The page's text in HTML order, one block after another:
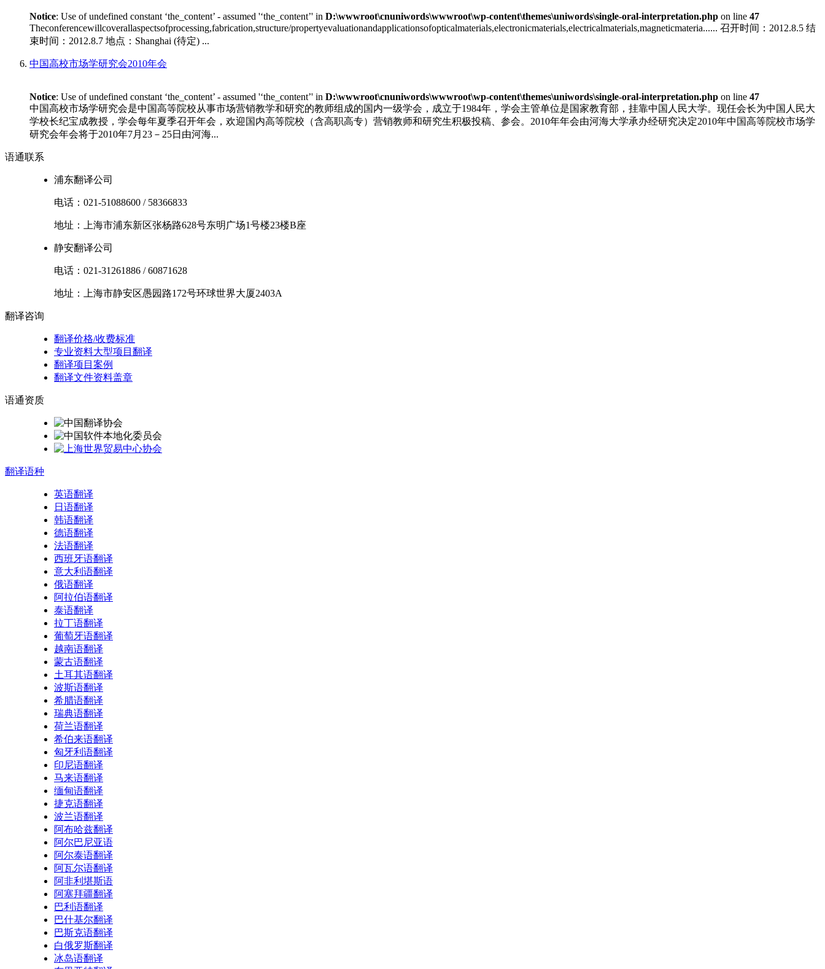
Notice: Use of undefined constant ‘the_content’ - assumed '‘the_content’' in D:\wwwroot\cnuniwords\wwwroot\wp-content\themes\uniwords\single-oral-interpretation.php on line 47
Theconferencewillcoverallaspectsofprocessing,fabrication,structure/propertyevaluationandapplicationsofopticalmaterials,electronicmaterials,electricalmaterials,magneticmateria...... 召开时间：2012.8.5 结
束时间：2012.8.7 地点：Shanghai (待定) ...
中国高校市场学研究会2010年会
Notice: Use of undefined constant ‘the_content’ - assumed '‘the_content’' in D:\wwwroot\cnuniwords\wwwroot\wp-content\themes\uniwords\single-oral-interpretation.php on line 47
中国高校市场学研究会是中国高等院校从事市场营销教学和研究的教师组成的国内一级学会，成立于1984年，学会主管单位是国家教育部，挂靠中国人民大学。现任会长为中国人民大
学校长纪宝成教授，学会每年夏季召开年会，欢迎国内高等院校（含高职高专）营销教师和研究生积极投稿、参会。2010年年会由河海大学承办经研究决定2010年中国高等院校市场学
研究会年会将于2010年7月23－25日由河海...
语通联系
浦东翻译公司
电话： 021-51088600 / 58366833
地址： 上海市浦东新区张杨路628号东明广场1号楼23楼B座
静安翻译公司
电话： 021-31261886 /60871628
地址： 上海市静安区愚园路172号环球世界大厦2403A
翻译咨询
翻译价格/收费标准
专业资料大型项目翻译
翻译项目案例
翻译文件资料盖章
语通资质
翻译语种
英语翻译
日语翻译
韩语翻译
德语翻译
法语翻译
西班牙语翻译
意大利语翻译
俄语翻译
阿拉伯语翻译
泰语翻译
拉丁语翻译
葡萄牙语翻译
越南语翻译
蒙古语翻译
土耳其语翻译
波斯语翻译
希腊语翻译
瑞典语翻译
荷兰语翻译
希伯来语翻译
匈牙利语翻译
印尼语翻译
马来语翻译
缅甸语翻译
捷克语翻译
波兰语翻译
阿布哈兹翻译
阿尔巴尼亚语
阿尔泰语翻译
阿瓦尔语翻译
阿非利堪斯语
阿塞拜疆翻译
巴利语翻译
巴什基尔翻译
巴斯克语翻译
白俄罗斯翻译
冰岛语翻译